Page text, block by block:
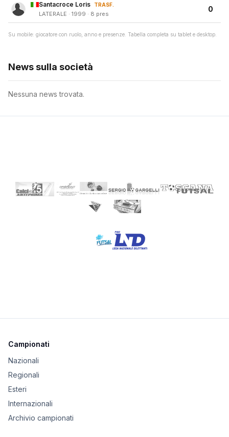
Santacroce Loris TRASF.
LATERALE · 1999 · 8 pres
0
Su mobile: giocatore con ruolo, anno e presenze. Tabella completa su tablet e desktop.
News sulla società
Nessuna news trovata.
Campionati
Nazionali
Regionali
Esteri
Internazionali
Archivio campionati